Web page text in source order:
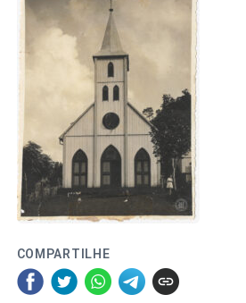
COMPARTILHE